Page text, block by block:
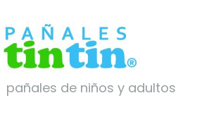
pañales de niños y adultos